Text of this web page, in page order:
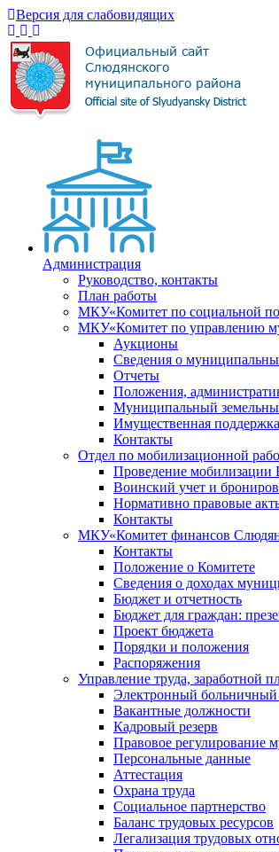
Версия для слабовидящих
Администрация
Руководство, контакты
План работы
МКУ«Комитет по социальной
МКУ«Комитет по управлению
Аукционы
Сведения о
Отчеты
Положения,
Муниципальный
Имущественная
Контакты
Отдел по мобилизационной
Проведение
Воинский учет и
Нормативно правовые
Контакты
МКУ«Комитет финансов
Контакты
Положение о Комитете
Сведения о доходах
Бюджет и отчетность
Бюджет для граждан:
Проект бюджета
Порядки и положения
Распоряжения
Управление труда, заработной
Электронный больничный
Вакантные должности
Кадровый резерв
Правовое регулирование
Персональные данные
Аттестация
Охрана труда
Социальное партнерство
Баланс трудовых ресурсов
Легализация трудовых